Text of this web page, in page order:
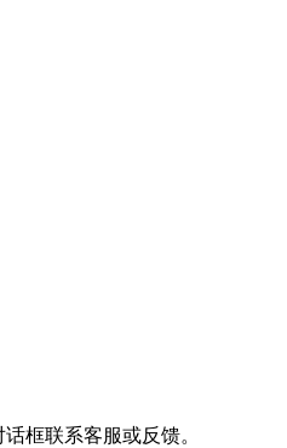
框联系客服或反馈。